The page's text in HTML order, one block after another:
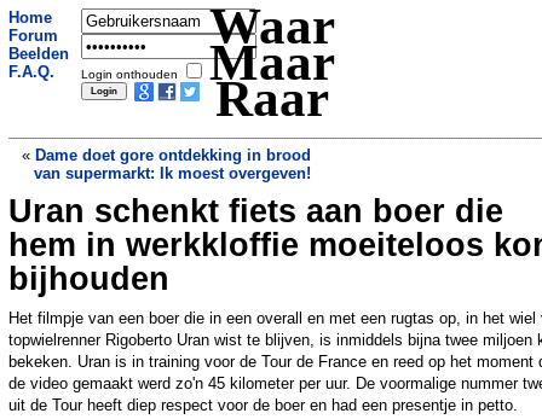
Home
Forum
Beelden
F.A.Q.
Login onthouden
Waar
Maar
Raar
« Dame doet gore ontdekking in brood
van supermarkt: Ik moest overgeven!
Gps laat schepen teleporteren en in
rondjes varen»
Uran schenkt fiets aan boer die
hem in werkkloffie moeiteloos
bijhouden
Het filmpje van een boer die in een overall en met een rugtas op, in het wiel
topwielrenner Rigoberto Uran wist te blijven, is inmiddels bijna twee miljoen
bekeken. Uran is in training voor de Tour de France en reed op het moment
de video gemaakt werd zo'n 45 kilometer per uur. De voormalige nummer
uit de Tour heeft diep respect voor de boer en had een presentje in petto.